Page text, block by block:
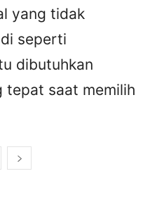
yang tidak
seperti
dibutuhkan
saat memilih